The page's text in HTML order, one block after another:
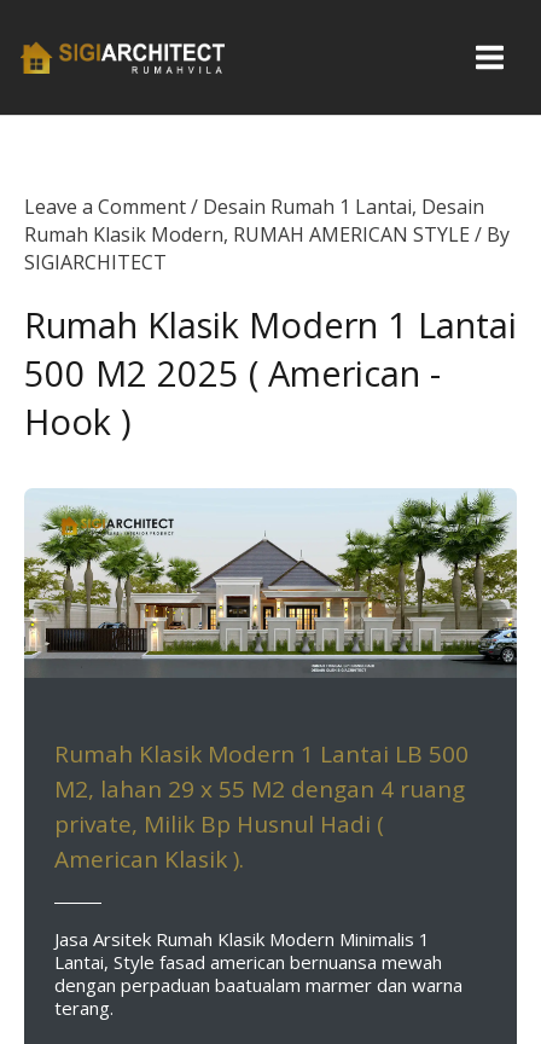
Leave a Comment/ Desain Rumah 1 Lantai, Desain
Rumah Klasik Modern, RUMAH AMERICAN STYLE / By
SIGIARCHITECT
Rumah Klasik Modern 1 Lantai
500 M2 2025 ( American -
Hook )
Rumah Klasik Modern 1 Lantai LB 500
M2, lahan 29 x 55 M2 dengan 4 ruang
private, Milik Bp Husnul Hadi (
American Klasik ).
Jasa Arsitek Rumah Klasik Modern Minimalis 1
Lantai, Style fasad american bernuansa mewah
dengan perpaduan baatualam marmer dan warna
terang.